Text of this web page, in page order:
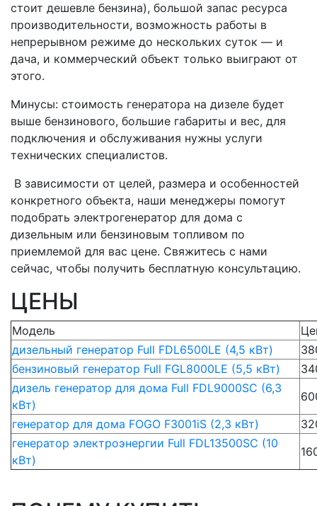
стоит дешевле бензина), большой запас ресурса
производительности, возможность работы в
непрерывном режиме до нескольких суток — и
дача, и коммерческий объект только выиграют от
этого.
Минусы: стоимость генератора на дизеле будет
выше бензинового, большие габариты и вес, для
подключения и обслуживания нужны услуги
технических специалистов.
В зависимости от целей, размера и особенностей
конкретного объекта, наши менеджеры помогут
подобрать электрогенератор для дома с
дизельным или бензиновым топливом по
приемлемой для вас цене. Свяжитесь с нами
сейчас, чтобы получить бесплатную консультацию.
ЦЕНЫ
Модель
дизельный генератор Full FDL6500LE (4,5 кВт)
бензиновый генератор Full FGL8000LE (5,5 кВт)
дизель генератор для дома Full FDL9000SC (6,3
кВт)
генератор для дома FOGO F3001iS (2,3 кВт)
генератор электроэнергии Full FDL13500SC (10
кВт)